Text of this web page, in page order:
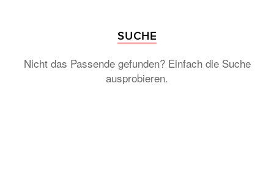
SUCHE
Nicht das Passende gefunden? Einfach die Suche
ausprobieren.